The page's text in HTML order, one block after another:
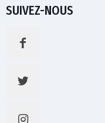
SUIVEZ-NOUS